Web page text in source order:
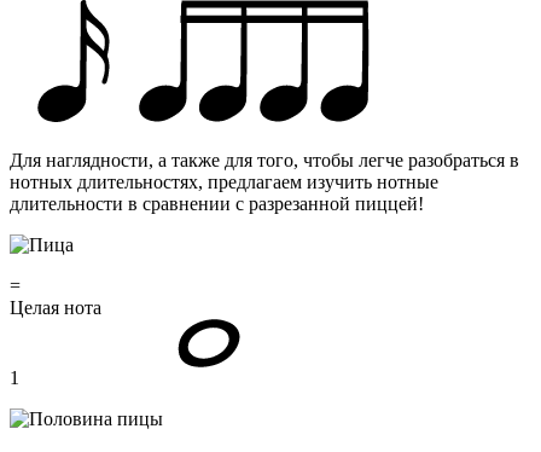
Для наглядности, а также для того, чтобы легче разобраться в
нотных длительностях, предлагаем изучить нотные
длительности в сравнении с разрезанной пиццей!
=
Целая нота
1